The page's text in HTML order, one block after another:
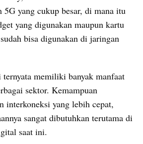
5G yang cukup besar, di mana itu
yang digunakan maupun kartu
bisa digunakan di jaringan
memiliki banyak manfaat
sektor. Kemampuan
interkoneksi yang lebih cepat,
sangat dibutuhkan terutama di
saat ini.